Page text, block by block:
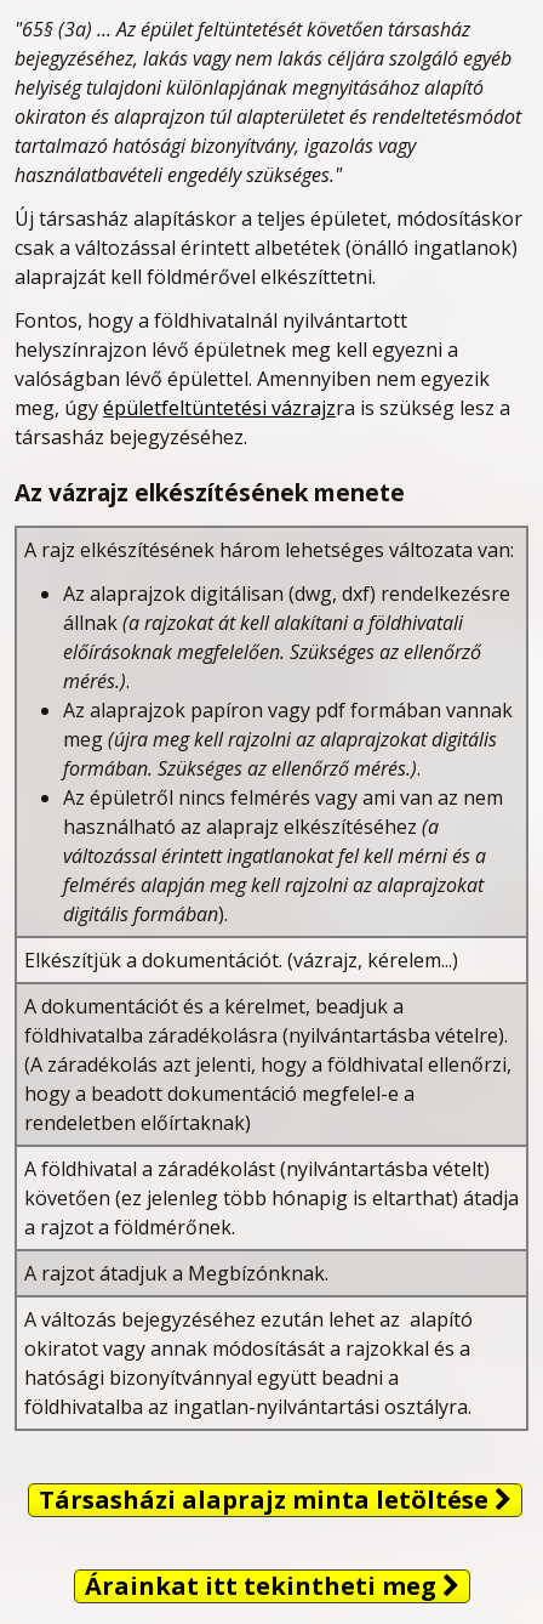
"65§ (3a) ... Az épület feltüntetését követően társasház
bejegyzéséhez, lakás vagy nem lakás céljára szolgáló egyéb
helyiség tulajdoni különlapjának megnyitásához alapító
okiraton és alaprajzon túl alapterületet és rendeltetésmódot
tartalmazó hatósági bizonyítvány, igazolás vagy
használatbavételi engedély szükséges."
Új társasház alapításkor a teljes épületet, módosításkor
csak a változással érintett albetétek (önálló ingatlanok)
alaprajzát kell földmérővel elkészíttetni.
Fontos, hogy a földhivatalnál nyilvántartott
helyszínrajzon lévő épületnek meg kell egyezni a
valóságban lévő épülettel. Amennyiben nem egyezik
meg, úgyépületfeltüntetési vázrajzra is szükség lesz a
társasház bejegyzéséhez.
Az vázrajz elkészítésének menete
A rajz elkészítésének három lehetséges változata van:
Az alaprajzok digitálisan (dwg, dxf) rendelkezésre
állnak(a rajzokat át kell alakítani a földhivatali
előírásoknak megfelelően. Szükséges az ellenőrző
mérés.).
Az alaprajzok papíron vagy pdf formában vannak
meg(újra meg kell rajzolni az alaprajzokat digitális
formában. Szükséges az ellenőrző mérés.).
Az épületről nincs felmérés vagy ami van az nem
használható az alaprajz elkészítéséhez (a
változással érintett ingatlanokat fel kell mérni és a
felmérés alapján meg kell rajzolni az alaprajzokat
digitális formában).
Elkészítjük a dokumentációt. (vázrajz, kérelem...)
A dokumentációt és a kérelmet, beadjuk a
földhivatalba záradékolásra (nyilvántartásba vételre).
(A záradékolás azt jelenti, hogy a földhivatal ellenőrzi,
hogy a beadott dokumentáció megfelel-e a
rendeletben előírtaknak)
A földhivatal a záradékolást (nyilvántartásba vételt)
követően (ez jelenleg több hónapig is eltarthat) átadja
a rajzot a földmérőnek.
A rajzot átadjuk a Megbízónknak.
A változás bejegyzéséhez ezután lehet az alapító
okiratot vagy annak módosítását a rajzokkal és a
hatósági bizonyítvánnyal együtt beadni a
földhivatalba az ingatlan-nyilvántartási osztályra.
Társasházi alaprajz minta letöltése
Árainkat itt tekintheti meg